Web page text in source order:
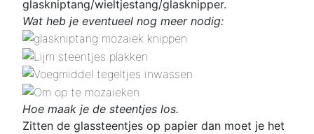
glaskniptang/wieltjestang/glasknipper.
Wat heb je eventueel nog meer nodig:
Hoe maak je de steentjes los.
Zitten de glassteentjes op papier dan moet je het